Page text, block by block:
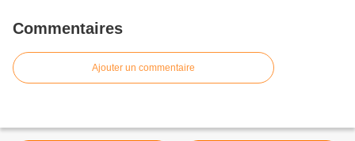
Commentaires
Ajouter un commentaire